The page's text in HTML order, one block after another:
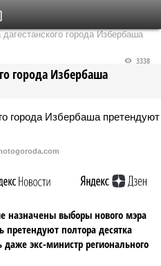
города Избербаша
города Избербаша
3338
назначены выборы нового мэра
претендуют полтора десятка
экс-министр регионального